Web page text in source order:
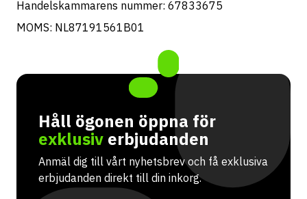
Handelskammarens nummer: 67833675
MOMS: NL87191561B01
Håll ögonen öppna för
exklusiv erbjudanden
Anmäl dig till vårt nyhetsbrev och få exklusiva
erbjudanden direkt till din inkorg.